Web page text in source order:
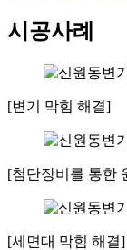
시공사례
[변기 막힘 해결]
[첨단장비를 통한
[세면대 막힘 해결]